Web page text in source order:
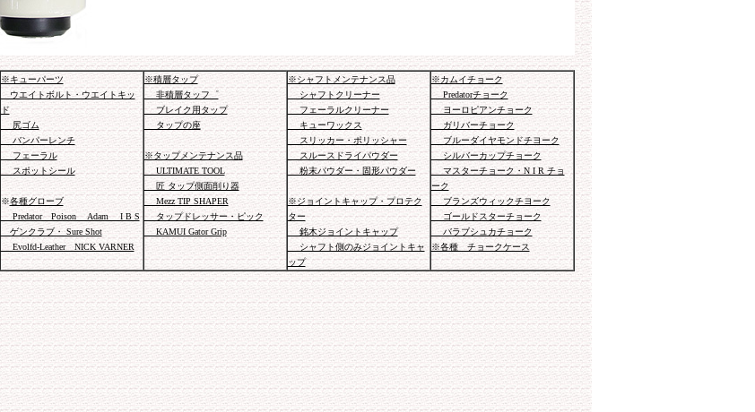
※キューパーツ
ウエイトボルト・ウエイトキッ
ド
尻ゴム
バンパーレンチ
フェーラル
スポットシール
※各種グローブ
Predator Poison Adam I B S
ゲンクラブ・ Sure Shot
Evolfd-Leather NICK VARNER
※積層タップ
非積層タッフ゜
ブレイク用タップ
タップの座
※タップメンテナンス品
ULTIMATE TOOL
匠 タップ側面削り器
Mezz TIP SHAPER
タップドレッサー・ピック
KAMUI Gator Grip
※シャフトメンテナンス品
シャフトクリーナー
フェーラルクリーナー
キューワックス
スリッカー・ポリッシャー
スルースドライパウダー
粉末パウダー・固形パウダー
※ジョイントキャップ・プロテク
ター
銘木ジョイントキャップ
シャフト側のみジョイントキャ
ップ
※カムイチョーク
Predatorチョーク
ヨーロピアンチョーク
ガリバーチョーク
ブルーダイヤモンドチヨーク
シルバーカップチョーク
マスターチョーク・N I R チョ
ーク
ブランズウィックチヨーク
ゴールドスターチョーク
バラブシュカチョーク
※各種 チョークケース